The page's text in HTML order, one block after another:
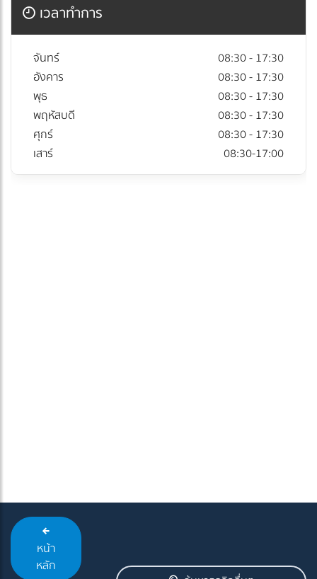
เวลาทำการ
จันทร์
08:30 - 17:30
อังคาร
08:30 - 17:30
พุธ
08:30 - 17:30
พฤหัสบดี
08:30 - 17:30
ศุกร์
08:30 - 17:30
เสาร์
08:30-17:00
หน้า
หลัก